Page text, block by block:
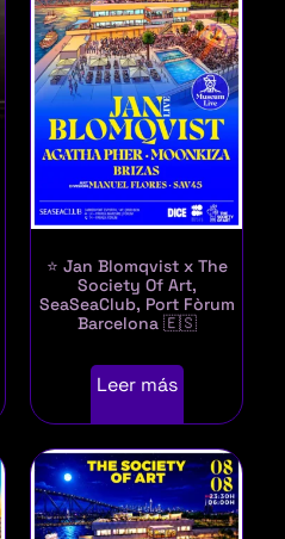
⭐ Jan Blomqvist x The
Society Of Art,
SeaSeaClub, Port Fòrum
Barcelona 🇪🇸
Leer más